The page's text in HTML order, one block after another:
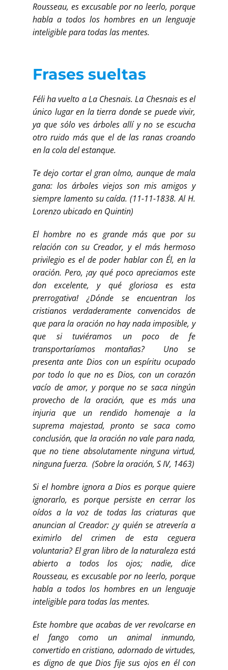
Rousseau, es excusable por no leerlo, porque
habla a todos los hombres en un lenguaje
inteligible para todas las mentes.
Frases sueltas
Féli ha vuelto a La Chesnais. La Chesnais es el
único lugar en la tierra donde se puede vivir,
ya que sólo ves árboles allí y no se escucha
otro ruido más que el de las ranas croando
en la cola del estanque.
Te dejo cortar el gran olmo, aunque de mala
gana: los árboles viejos son mis amigos y
siempre lamento su caída. (11-11-1838. Al H.
Lorenzo ubicado en Quintin)
El hombre no es grande más que por su
relación con su Creador, y el más hermoso
privilegio es el de poder hablar con Él, en la
oración. Pero, ¡ay qué poco apreciamos este
don excelente, y qué gloriosa es esta
prerrogativa! ¿Dónde se encuentran los
cristianos verdaderamente convencidos de
que para la oración no hay nada imposible, y
que si tuviéramos un poco de fe
transportaríamos montañas? Uno se
presenta ante Dios con un espíritu ocupado
por todo lo que no es Dios, con un corazón
vacío de amor, y porque no se saca ningún
provecho de la oración, que es más una
injuria que un rendido homenaje a la
suprema majestad, pronto se saca como
conclusión, que la oración no vale para nada,
que no tiene absolutamente ninguna virtud,
ninguna fuerza. (Sobre la oración, S IV, 1463)
Si el hombre ignora a Dios es porque quiere
ignorarlo, es porque persiste en cerrar los
oídos a la voz de todas las criaturas que
anuncian al Creador: ¿y quién se atrevería a
eximirlo del crimen de esta ceguera
voluntaria? El gran libro de la naturaleza está
abierto a todos los ojos; nadie, dice
Rousseau, es excusable por no leerlo, porque
habla a todos los hombres en un lenguaje
inteligible para todas las mentes.
Este hombre que acabas de ver revolcarse en
el fango como un animal inmundo,
convertido en cristiano, adornado de virtudes,
es digno de que Dios fije sus ojos en él con